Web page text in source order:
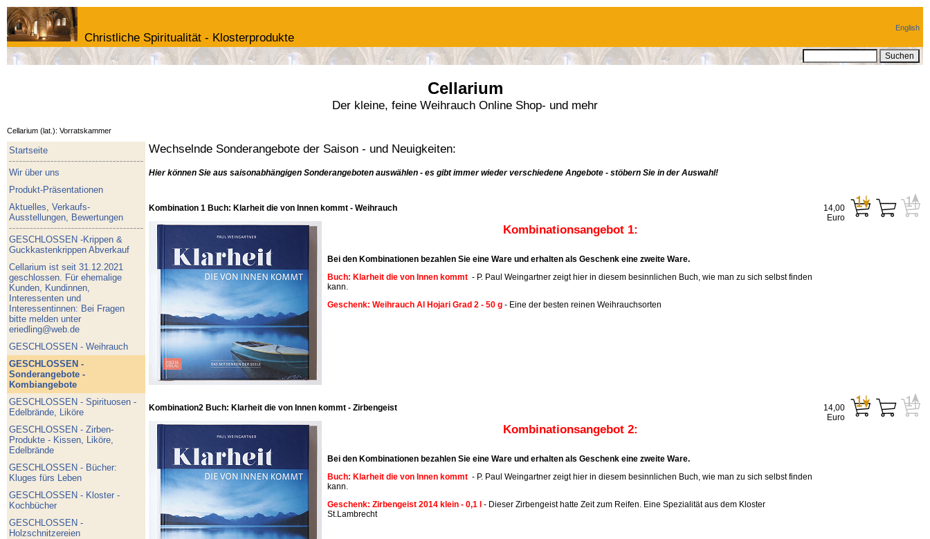
Christliche Spiritualität - Klosterprodukte
English
Cellarium
Der kleine, feine Weihrauch Online Shop- und mehr
Cellarium (lat.): Vorratskammer
Startseite
Wir über uns
Produkt-Präsentationen
Aktuelles, Verkaufs-
Ausstellungen, Bewertungen
GESCHLOSSEN -Krippen &
Guckkastenkrippen Abverkauf
Cellarium ist seit 31.12.2021
geschlossen. Für ehemalige
Kunden, Kundinnen,
Interessenten und
Interessentinnen: Bei Fragen
bitte melden unter
eriedling@web.de
GESCHLOSSEN - Weihrauch
GESCHLOSSEN -
Sonderangebote -
Kombiangebote
GESCHLOSSEN - Spirituosen -
Edelbrände, Liköre
GESCHLOSSEN - Zirben-
Produkte - Kissen, Liköre,
Edelbrände
GESCHLOSSEN - Bücher:
Kluges fürs Leben
GESCHLOSSEN - Kloster -
Kochbücher
GESCHLOSSEN -
Holzschnitzereien
Wechselnde Sonderangebote der Saison - und Neuigkeiten:
Hier können Sie aus saisonabhängigen Sonderangeboten auswählen - es gibt immer wieder verschiedene Angebote - stöbern Sie in der Auswahl!
Kombination 1 Buch: Klarheit die von Innen kommt - Weihrauch
Kombinationsangebot 1:
Bei den Kombinationen bezahlen Sie eine Ware und erhalten als Geschenk eine zweite Ware.
Buch: Klarheit die von Innen kommt - P. Paul Weingartner zeigt hier in diesem besinnlichen Buch, wie man zu sich selbst finden
kann.
Geschenk: Weihrauch Al Hojari Grad 2 - 50 g - Eine der besten reinen Weihrauchsorten
14,00
Euro
Kombination2 Buch: Klarheit die von Innen kommt - Zirbengeist
Kombinationsangebot 2:
Bei den Kombinationen bezahlen Sie eine Ware und erhalten als Geschenk eine zweite Ware.
Buch: Klarheit die von Innen kommt - P. Paul Weingartner zeigt hier in diesem besinnlichen Buch, wie man zu sich selbst finden
kann.
Geschenk: Zirbengeist 2014 klein - 0,1 l - Dieser Zirbengeist hatte Zeit zum Reifen. Eine Spezialität aus dem Kloster
St.Lambrecht
14,00
Euro